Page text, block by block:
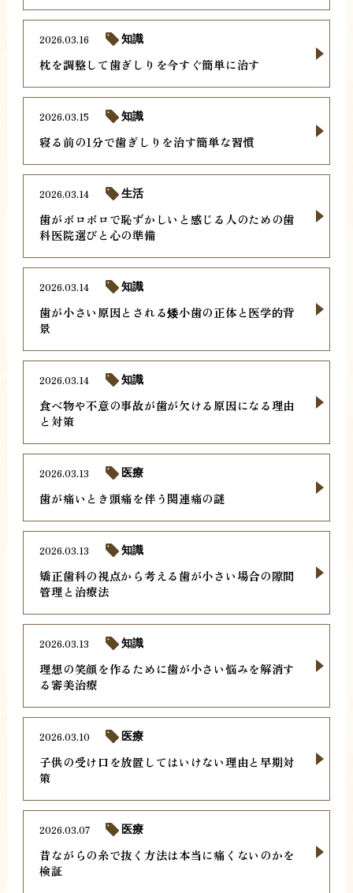
枕を調整して歯ぎしりを今すぐ簡単に治す
2026.03.16 知識
寝る前の1分で歯ぎしりを治す簡単な習慣
2026.03.15 知識
歯がボロボロで恥ずかしいと感じる人のための歯
科医院選びと心の準備
2026.03.14 生活
歯が小さい原因とされる矮小歯の正体と医学的背
景
2026.03.14 知識
食べ物や不意の事故が歯が欠ける原因になる理由
と対策
2026.03.14 知識
歯が痛いとき頭痛を伴う関連痛の謎
2026.03.13 医療
矯正歯科の視点から考える歯が小さい場合の隙間
管理と治療法
2026.03.13 知識
理想の笑顔を作るために歯が小さい悩みを解消す
る審美治療
2026.03.13 知識
子供の受け口を放置してはいけない理由と早期対
策
2026.03.10 医療
昔ながらの糸で抜く方法は本当に痛くないのかを
検証
2026.03.07 医療